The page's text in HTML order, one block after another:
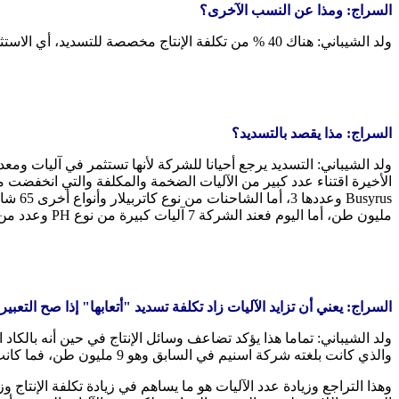
السراج: ومذا عن النسب الآخرى؟
ولد الشيباني: هناك 40 % من تكلفة الإنتاج مخصصة للتسديد، أي الاستثمار في وسائل الإنتاج والآليات التي تقوم بعملية الإنتاج والتي تستهلك من مجهودها، أما بقية تكلفة الإنتاج فتستهلك في أمور أخرى.
السراج: مذا يقصد بالتسديد؟
مليون طن، أما اليوم فعند الشركة 7 آليات كبيرة من نوع PH وعدد من نوع O et K يبلغ 13 آلية و126 شاحنة كبيرة من نوع كاتربيلار.
السراج: يعني أن تزايد الآليات زاد تكلفة تسديد "أتعابها" إذا صح
والذي كانت بلغته شركة اسنيم في السابق وهو 9 مليون طن، فما كانت تنتجه الآلية الواحدة صارت تنتجه آليتان.